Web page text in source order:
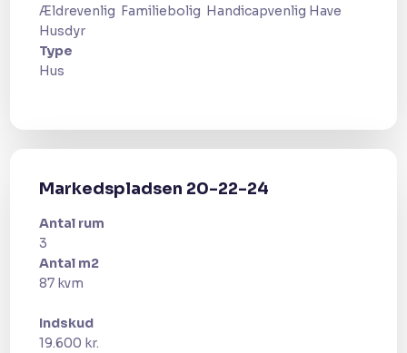
Ældrevenlig ​ Familiebolig ​ Handicapvenlig Have ​
Husdyr​
Type
​Hus
Markedspladsen 20-22-24
Antal rum
3
Antal m2
87 kvm​
Indskud
19.600 kr.